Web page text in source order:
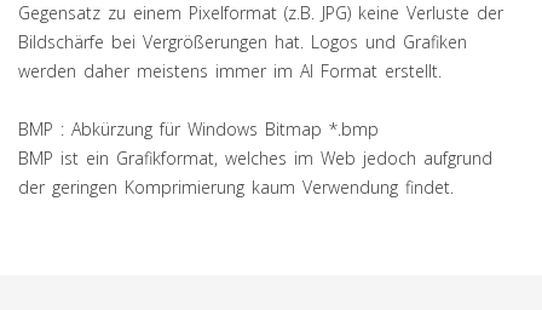
Gegensatz zu einem Pixelformat (z.B. JPG) keine Verluste der
Bildschärfe bei Vergrößerungen hat. Logos und Grafiken
werden daher meistens immer im AI Format erstellt.
BMP : Abkürzung für Windows Bitmap *.bmp
BMP ist ein Grafikformat, welches im Web jedoch aufgrund
der geringen Komprimierung kaum Verwendung findet.